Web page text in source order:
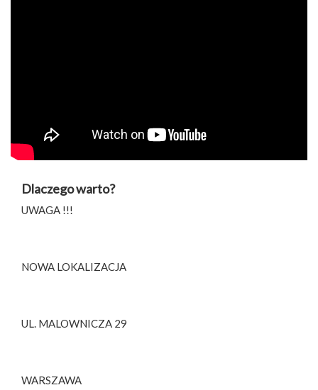
Dlaczego warto?
UWAGA !!!
NOWA LOKALIZACJA
UL. MALOWNICZA 29
WARSZAWA